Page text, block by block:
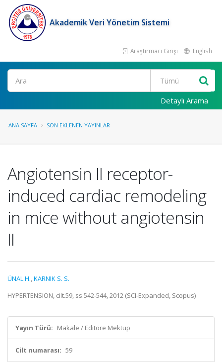
Akademik Veri Yönetim Sistemi
Araştırmacı Girişi English
Ara
Detaylı Arama
ANA SAYFA SON EKLENEN YAYINLAR
Angiotensin II receptor-
induced cardiac remodeling
in mice without angiotensin
II
ÜNAL H.,KARNIK S. S.
HYPERTENSION, cilt.59, ss.542-544, 2012 (SCI-Expanded, Scopus)
Yayın Türü: Makale / Editöre Mektup
Cilt numarası: 59